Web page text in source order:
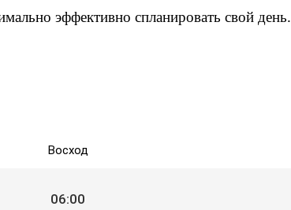
эффективно спланировать свой день.
Восход
06:00